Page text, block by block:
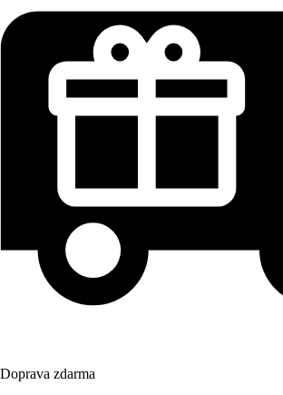
Doprava zdarma